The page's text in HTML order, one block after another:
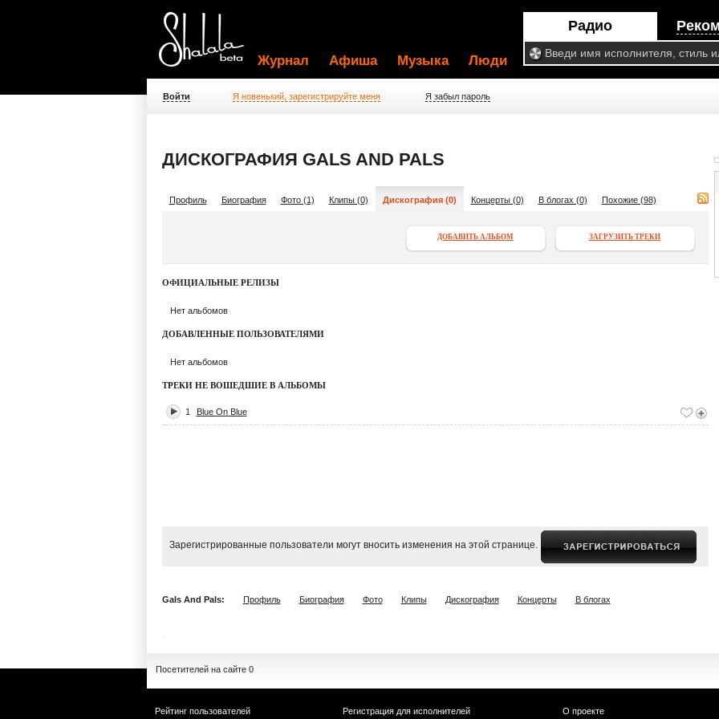
Радио
Журнал Афиша Музыка Люди
Войти Я новенький, зарегистрируйте меня Я забыл пароль
ДИСКОГРАФИЯ GALS AND PALS
Профиль Биография Фото (1) Клипы (0) Дискография (0) Концерты (0) В блогах (0) Похожие (98)
ЗАГРУЗИТЬ ТРЕКИ
ДОБАВИТЬ АЛЬБОМ
ОФИЦИАЛЬНЫЕ РЕЛИЗЫ
Нет альбомов
ДОБАВЛЕННЫЕ ПОЛЬЗОВАТЕЛЯМИ
Нет альбомов
ТРЕКИ НЕ ВОШЕДШИЕ В АЛЬБОМЫ
1 Blue On Blue
Зарегистрированные пользователи могут вносить изменения на этой странице.
Gals And Pals: Профиль Биография Фото Клипы Дискография Концерты В блогах
Посетителей на сайте 0
Рейтинг пользователей
Регистрация для исполнителей
О проекте